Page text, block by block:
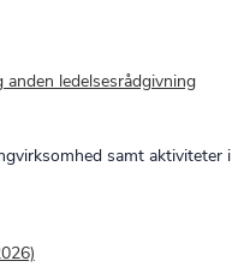
ledelsesrådgivning
samt aktiviteter i